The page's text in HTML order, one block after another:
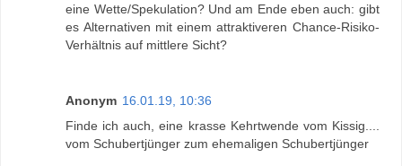
eine Wette/Spekulation? Und am Ende eben auch: gibt
es Alternativen mit einem attraktiveren Chance-Risiko-
Verhältnis auf mittlere Sicht?
Anonym 16.01.19, 10:36
Finde ich auch, eine krasse Kehrtwende vom Kissig....
vom Schubertjünger zum ehemaligen Schubertjünger